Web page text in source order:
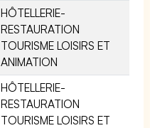
HÔTELLERIE-
RESTAURATION
TOURISME LOISIRS ET
ANIMATION
HÔTELLERIE-
RESTAURATION
TOURISME LOISIRS ET